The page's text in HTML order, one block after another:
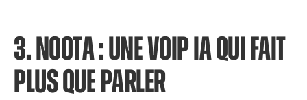
3. NOOTA : UNE VOIP IA QUI FAIT
PLUS QUE PARLER